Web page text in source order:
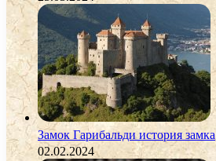
Замок Гарибальди история замка
02.02.2024